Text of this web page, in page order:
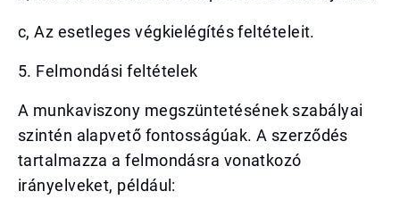
c, Az esetleges végkielégítés feltételeit.
5. Felmondási feltételek
A munkaviszony megszüntetésének szabályai
szintén alapvető fontosságúak. A szerződés
tartalmazza a felmondásra vonatkozó
irányelveket, például: